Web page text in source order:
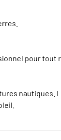
pour tout